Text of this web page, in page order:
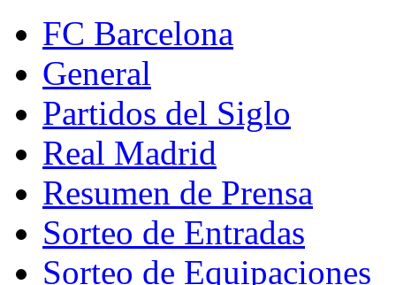
FC Barcelona
General
Partidos del Siglo
Real Madrid
Resumen de Prensa
Sorteo de Entradas
Sorteo de Equipaciones